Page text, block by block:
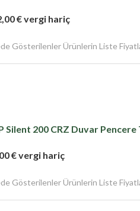
€ vergi hariç
Gösterilenler Ürünlerin Liste
Silent 200 CRZ Duvar Pencere
€ vergi hariç
Gösterilenler Ürünlerin Liste